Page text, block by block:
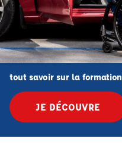
tout savoir sur la formation
JE DÉCOUVRE